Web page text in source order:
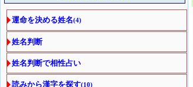
運命を決める姓名(4)
姓名判断
姓名判断で相性占い
読みから漢字を探す(10)